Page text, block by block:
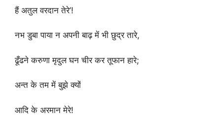
हैं अतुल वरदान तेरे’!
नभ डुबा पाया न अपनी बाढ़ में भी छुद्र तारे,
ढूँढने करुणा मृदुल घन चीर कर तूफान हारे;
अन्त के तम में बुझे क्यों
आदि के अरमान मेरे!